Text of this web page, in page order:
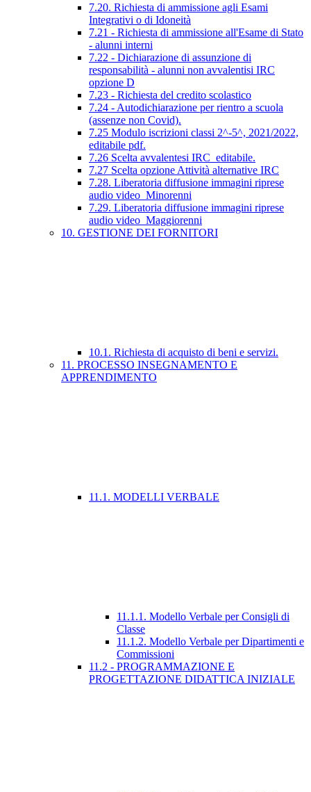
7.20. Richiesta di ammissione agli Esami
Integrativi o di Idoneità
7.21 - Richiesta di ammissione all'Esame di Stato
- alunni interni
7.22 - Dichiarazione di assunzione di
responsabilità - alunni non avvalentisi IRC
opzione D
7.23 - Richiesta del credito scolastico
7.24 - Autodichiarazione per rientro a scuola
(assenze non Covid).
7.25 Modulo iscrizioni classi 2^-5^, 2021/2022,
editabile pdf.
7.26 Scelta avvalentesi IRC_editabile.
7.27 Scelta opzione Attività alternative IRC
7.28. Liberatoria diffusione immagini riprese
audio video_Minorenni
7.29. Liberatoria diffusione immagini riprese
audio video_Maggiorenni
10. GESTIONE DEI FORNITORI
10.1. Richiesta di acquisto di beni e servizi.
11. PROCESSO INSEGNAMENTO E
APPRENDIMENTO
11.1. MODELLI VERBALE
11.1.1. Modello Verbale per Consigli di
Classe
11.1.2. Modello Verbale per Dipartimenti e
Commissioni
11.2 - PROGRAMMAZIONE E
PROGETTAZIONE DIDATTICA INIZIALE